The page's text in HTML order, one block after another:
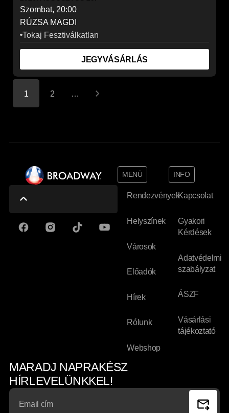
RÚZSA MAGDI
Tokaj Fesztiválkatlan
Szombat, 20:00
JEGYVÁSÁRLÁS
1 2 …
MENÜ
Rendezvények
Helyszínek
Városok
Előadók
Hírek
Rólunk
Webshop
INFO
Kapcsolat
Gyakori
Kérdések
Adatvédelmi
szabályzat
ÁSZF
Vásárlási
tájékoztató
MARADJ NAPRAKÉSZ
HÍRLEVELÜNKKEL!